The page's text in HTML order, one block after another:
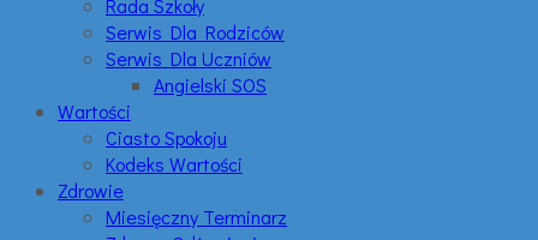
Rada Szkoły
Serwis Dla Rodziców
Serwis Dla Uczniów
Angielski SOS
Wartości
Ciasto Spokoju
Kodeks Wartości
Zdrowie
Miesięczny Terminarz